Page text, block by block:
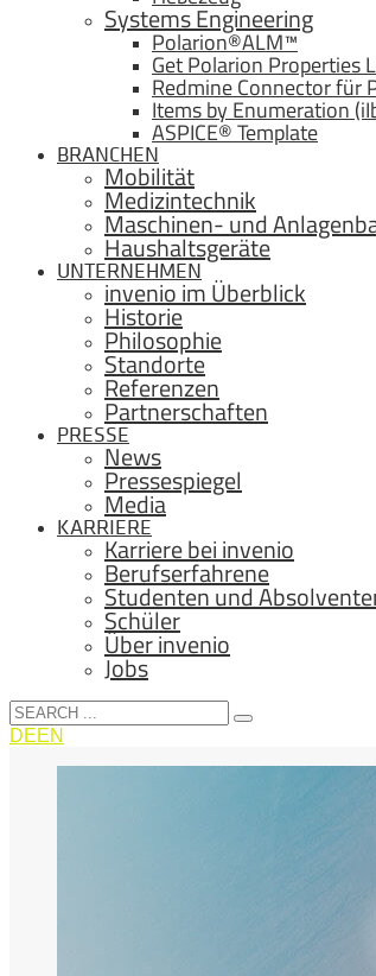
Systems Engineering
Polarion®ALM™
Get Polarion Properties
Redmine Connector für
Items by Enumeration
ASPICE® Template
BRANCHEN
Mobilität
Medizintechnik
Maschinen- und
Haushaltsgeräte
UNTERNEHMEN
invenio im Überblick
Historie
Philosophie
Standorte
Referenzen
Partnerschaften
PRESSE
News
Pressespiegel
Media
KARRIERE
Karriere bei invenio
Berufserfahrene
Studenten und
Schüler
Über invenio
Jobs
DEEN